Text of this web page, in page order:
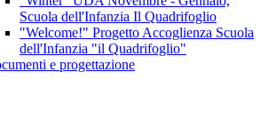
Scuola dell'Infanzia Il Quadrifoglio
"Welcome!" Progetto Accoglienza Scuola
dell'Infanzia "il Quadrifoglio"
e progettazione